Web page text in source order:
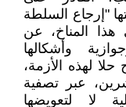
"إرجاع السلطة
هذا المناخ، عن
وأشكالها
حلا لهذه الأزمة،
عبر تصفية
لا لتعويضها